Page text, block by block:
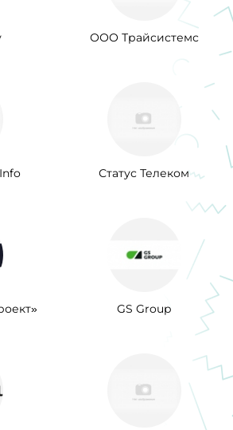
ООО Трайсистемс
Статус Телеком
GS Group